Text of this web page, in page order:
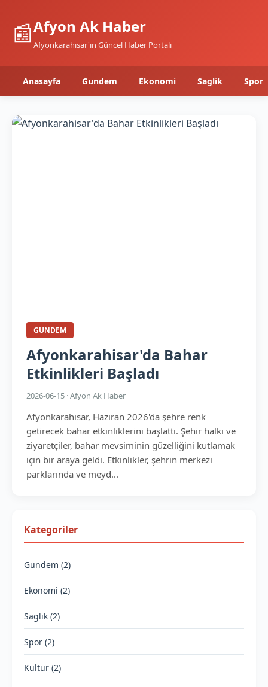
📰Afyon Ak Haber
Afyonkarahisar'ın Güncel Haber Portalı
Anasayfa Gundem Ekonomi Saglik Spor
GUNDEM
Afyonkarahisar'da Bahar
Etkinlikleri Başladı
2026-06-15 · Afyon Ak Haber
Afyonkarahisar, Haziran 2026'da şehre renk
getirecek bahar etkinliklerini başlattı. Şehir halkı ve
ziyaretçiler, bahar mevsiminin güzelliğini kutlamak
için bir araya geldi. Etkinlikler, şehrin merkezi
parklarında ve meyd...
Kategoriler
Gundem (2)
Ekonomi (2)
Saglik (2)
Spor (2)
Kultur (2)